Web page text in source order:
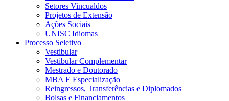
Setores Vincualdos
Projetos de Extensão
Ações Sociais
UNISC Idiomas
Processo Seletivo
Vestibular
Vestibular Complementar
Mestrado e Doutorado
MBA E Especialização
Reingressos, Transferências e Diplomados
Bolsas e Financiamentos